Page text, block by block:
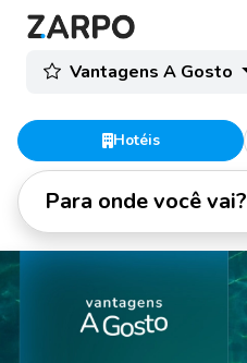
Vantagens A Gosto
Hotéis
Para onde você vai?